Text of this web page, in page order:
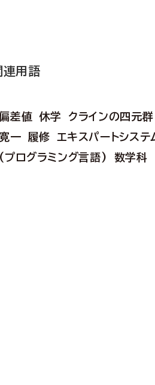
連用語
差値 休学 クラインの四元群
一
履修 エキスパートシステ
ログラミング言語)
数学科